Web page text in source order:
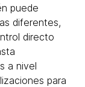
puede
diferentes,
directo
a nivel
para